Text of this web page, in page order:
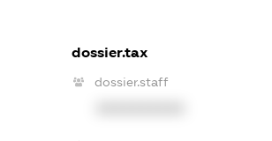
dossier.tax
dossier.staff